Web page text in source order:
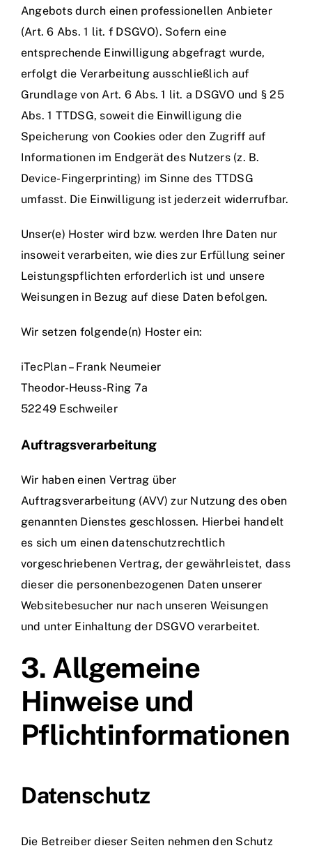
Angebots durch einen professionellen Anbieter
(Art. 6 Abs. 1 lit. f DSGVO). Sofern eine
entsprechende Einwilligung abgefragt wurde,
erfolgt die Verarbeitung ausschließlich auf
Grundlage von Art. 6 Abs. 1 lit. a DSGVO und § 25
Abs. 1 TTDSG, soweit die Einwilligung die
Speicherung von Cookies oder den Zugriff auf
Informationen im Endgerät des Nutzers (z. B.
Device-Fingerprinting) im Sinne des TTDSG
umfasst. Die Einwilligung ist jederzeit widerrufbar.
Unser(e) Hoster wird bzw. werden Ihre Daten nur
insoweit verarbeiten, wie dies zur Erfüllung seiner
Leistungspflichten erforderlich ist und unsere
Weisungen in Bezug auf diese Daten befolgen.
Wir setzen folgende(n) Hoster ein:
iTecPlan – Frank Neumeier
Theodor-Heuss-Ring 7a
52249 Eschweiler
Auftragsverarbeitung
Wir haben einen Vertrag über
Auftragsverarbeitung (AVV) zur Nutzung des oben
genannten Dienstes geschlossen. Hierbei handelt
es sich um einen datenschutzrechtlich
vorgeschriebenen Vertrag, der gewährleistet, dass
dieser die personenbezogenen Daten unserer
Websitebesucher nur nach unseren Weisungen
und unter Einhaltung der DSGVO verarbeitet.
3. Allgemeine
Hinweise und
Pflicht­informationen
Datenschutz
Die Betreiber dieser Seiten nehmen den Schutz